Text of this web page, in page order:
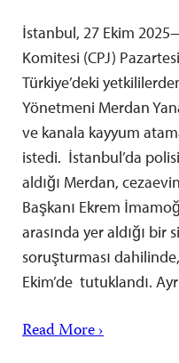
İstanbul, 27 Ekim
Komitesi (CPJ)
Türkiye’deki
Yönetmeni Merdan
ve kanala kayyum
istedi. İstanbul’da
aldığı Merdan,
Başkanı Ekrem
arasında yer aldığı bir
soruşturması
Ekim’de tutuklandı.
Read More ›